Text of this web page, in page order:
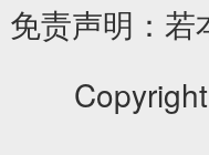
免责声明：